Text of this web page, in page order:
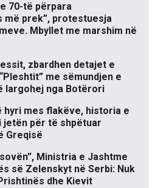
70-të përpara
më prek”, protestuesja
Mbyllet me marshim në
zbardhen detajet e
me sëmundjen e
largohej nga Botërori
hyri mes flakëve, historia e
për të shpëtuar
Greqisë
Ministria e Jashtme
së Zelenskyt në Serbi: Nuk
dhe Kievit